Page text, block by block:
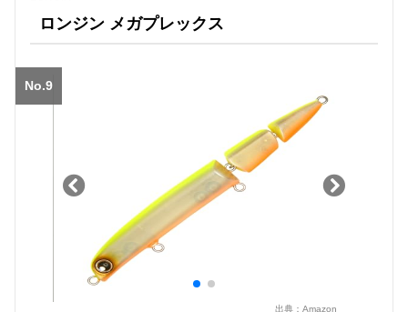
ロンジン メガプレックス
No.9
出典： Amazon